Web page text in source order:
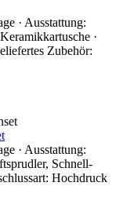
· Ausstattung:
·
Zubehör:
· Ausstattung:
Schnell-
Hochdruck